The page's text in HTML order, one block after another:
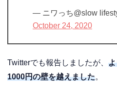
— ニワっち@slow
October 24, 2020
Twitterでも報告しましたが、
1000円の壁を越えました。